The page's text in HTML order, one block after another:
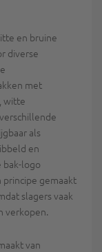
en bruine
diverse
met
witte
als
en
logo
principe gemaakt
slagers vaak
verkopen.
van